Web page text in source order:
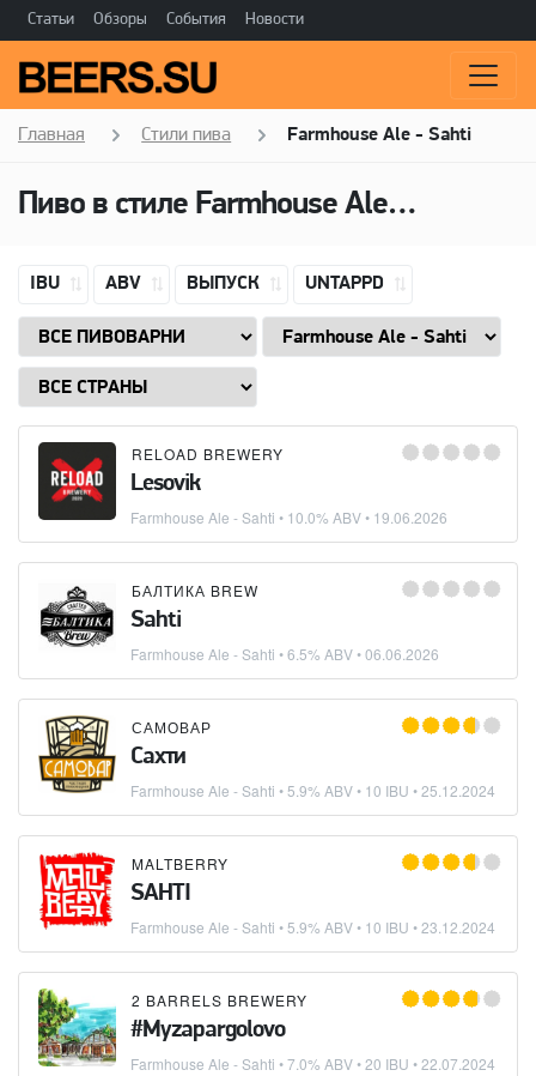
Статьи Обзоры События Новости
Главная Стили пива Farmhouse Ale - Sahti
Пиво в стиле Farmhouse Ale - Sahti
IBU ABV ВЫПУСК UNTAPPD
RELOAD BREWERY
Lesovik
Farmhouse Ale - Sahti • 10.0% ABV • 19.06.2026
БАЛТИКА BREW
Sahti
Farmhouse Ale - Sahti • 6.5% ABV •06.06.2026
САМОВАР
Сахти
Farmhouse Ale - Sahti • 5.9% ABV • 10 IBU •25.12.2024
MALTBERRY
SAHTI
Farmhouse Ale - Sahti • 5.9% ABV • 10 IBU •23.12.2024
2 BARRELS BREWERY
#Myzapargolovo
Farmhouse Ale - Sahti • 7.0% ABV • 20 IBU •22.07.2024